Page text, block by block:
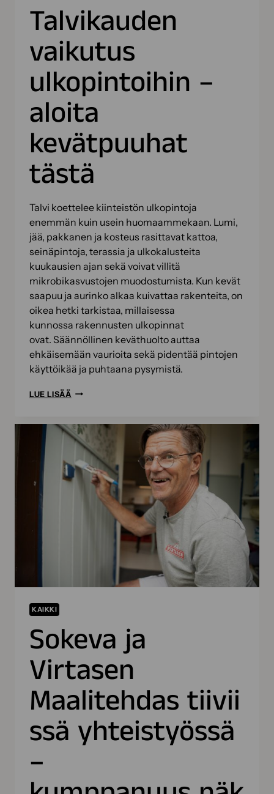
Talvikauden
vaikutus
ulkopintoihin –
aloita
kevätpuuhat
tästä
Talvi koettelee kiinteistön ulkopintoja
enemmän kuin usein huomaammekaan. Lumi,
jää, pakkanen ja kosteus rasittavat kattoa,
seinäpintoja, terassia ja ulkokalusteita
kuukausien ajan sekä voivat villitä
mikrobikasvustojen muodostumista. Kun kevät
saapuu ja aurinko alkaa kuivattaa rakenteita, on
oikea hetki tarkistaa, millaisessa
kunnossa rakennusten ulkopinnat
ovat. Säännöllinen keväthuolto auttaa
ehkäisemään vaurioita sekä pidentää pintojen
käyttöikää ja puhtaana pysymistä.
LUE LISÄÄ TALVIKAUDEN
–
ALOITA
KEVÄTPUUHAT
TÄSTÄ
KAIKKI
Sokeva ja
Virtasen
Maalitehdas tiivii
ssä yhteistyössä
–